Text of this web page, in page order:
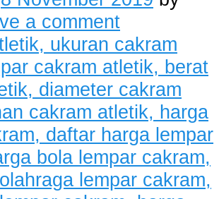
a comment